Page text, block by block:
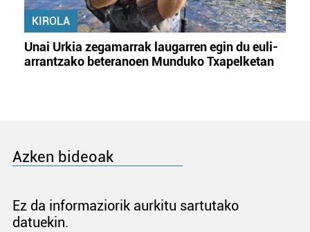
KIROLA
Unai Urkia zegamarrak laugarren egin du euli-
arrantzako beteranoen Munduko Txapelketan
Azken bideoak
Ez da informaziorik aurkitu sartutako
datuekin.